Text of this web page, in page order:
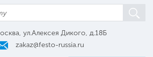
ул.Алексея Дикого, д.18Б
zakaz@festo-russia.ru